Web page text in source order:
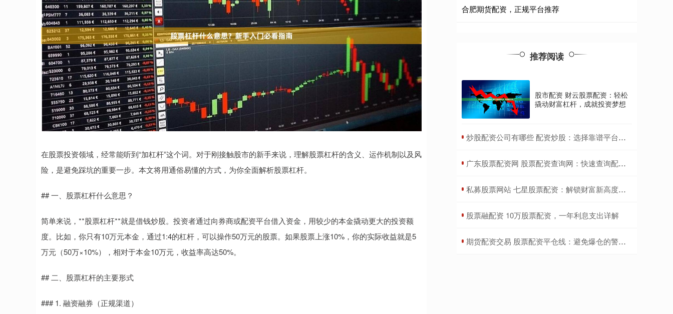
在股票投资领域，经常能听到“加杠杆”这个词。对于刚接触股市的新手来说，理解股票杠杆的含义、运作机制以及风
险，是避免踩坑的重要一步。本文将用通俗易懂的方式，为你全面解析股票杠杆。
## 一、股票杠杆什么意思？
简单来说，**股票杠杆**就是借钱炒股。投资者通过向券商或配资平台借入资金，用较少的本金撬动更大的投资额
度。比如，你只有10万元本金，通过1:4的杠杆，可以操作50万元的股票。如果股票上涨10%，你的实际收益就是5
万元（50万×10%），相对于本金10万元，收益率高达50%。
## 二、股票杠杆的主要形式
### 1. 融资融券（正规渠道）
合肥期货配资，正规平台推荐
推荐阅读
股市配资 财云股票配资：轻松
撬动财富杠杆，成就投资梦想
​炒股配资公司有哪些 配资炒股：选择靠谱平台，助力财富增值
​广东股票配资网 股票配资查询网：快速查询配资信息，安全可靠
​私募股票网站 七星股票配资：解锁财富新高度，实现投资梦想
​股票融配资 10万股票配资，一年利息支出详解
​期货配资交易 股票配资平仓线：避免爆仓的警戒线